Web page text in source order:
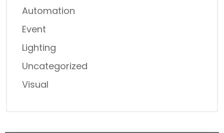
Automation
Event
Lighting
Uncategorized
Visual